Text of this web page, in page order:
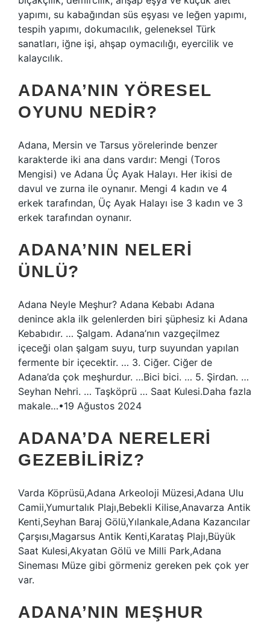
yapımı, su kabağından süs eşyası ve leğen yapımı,
tespih yapımı, dokumacılık, geleneksel Türk
sanatları, iğne işi, ahşap oymacılığı, eyercilik ve
kalaycılık.
ADANA’NIN YÖRESEL
OYUNU NEDIR?
Adana, Mersin ve Tarsus yörelerinde benzer
karakterde iki ana dans vardır: Mengi (Toros
Mengisi) ve Adana Üç Ayak Halayı. Her ikisi de
davul ve zurna ile oynanır. Mengi 4 kadın ve 4
erkek tarafından, Üç Ayak Halayı ise 3 kadın ve 3
erkek tarafından oynanır.
ADANA’NIN NELERI
ÜNLÜ?
Adana Neyle Meşhur? Adana Kebabı Adana
denince akla ilk gelenlerden biri şüphesiz ki Adana
Kebabıdır. … Şalgam. Adana’nın vazgeçilmez
içeceği olan şalgam suyu, turp suyundan yapılan
fermente bir içecektir. … 3. Ciğer. Ciğer de
Adana’da çok meşhurdur. …Bici bici. … 5. Şirdan. …
Seyhan Nehri. … Taşköprü … Saat Kulesi.Daha fazla
makale…•19 Ağustos 2024
ADANA’DA NERELERI
GEZEBILIRIZ?
Varda Köprüsü,Adana Arkeoloji Müzesi,Adana Ulu
Camii,Yumurtalık Plajı,Bebekli Kilise,Anavarza Antik
Kenti,Seyhan Baraj Gölü,Yılankale,Adana Kazancılar
Çarşısı,Magarsus Antik Kenti,Karataş Plajı,Büyük
Saat Kulesi,Akyatan Gölü ve Milli Park,Adana
Sineması Müze gibi görmeniz gereken pek çok yer
var.
ADANA’NIN MEŞHUR